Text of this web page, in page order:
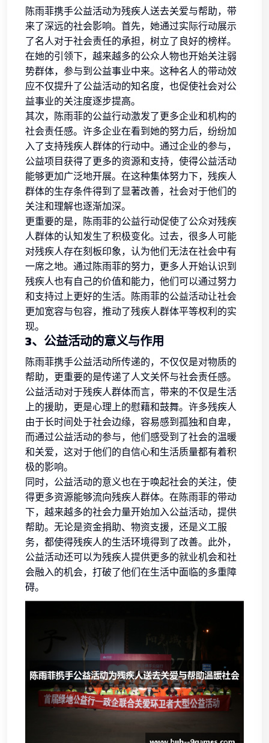
陈雨菲携手公益活动为残疾人送去关爱与帮助，带
来了深远的社会影响。首先，她通过实际行动展示
了名人对于社会责任的承担，树立了良好的榜样。
在她的引领下，越来越多的公众人物也开始关注弱
势群体，参与到公益事业中来。这种名人的带动效
应不仅提升了公益活动的知名度，也促使社会对公
益事业的关注度逐步提高。
其次，陈雨菲的公益行动激发了更多企业和机构的
社会责任感。许多企业在看到她的努力后，纷纷加
入了支持残疾人群体的行动中。通过企业的参与，
公益项目获得了更多的资源和支持，使得公益活动
能够更加广泛地开展。在这种集体努力下，残疾人
群体的生存条件得到了显著改善，社会对于他们的
关注和理解也逐渐加深。
更重要的是，陈雨菲的公益行动促使了公众对残疾
人群体的认知发生了积极变化。过去，很多人可能
对残疾人存在刻板印象，认为他们无法在社会中有
一席之地。通过陈雨菲的努力，更多人开始认识到
残疾人也有自己的价值和能力，他们可以通过努力
和支持过上更好的生活。陈雨菲的公益活动让社会
更加宽容与包容，推动了残疾人群体平等权利的实
现。
3、公益活动的意义与作用
陈雨菲携手公益活动所传递的，不仅仅是对物质的
帮助，更重要的是传递了人文关怀与社会责任感。
公益活动对于残疾人群体而言，带来的不仅是生活
上的援助，更是心理上的慰藉和鼓舞。许多残疾人
由于长时间处于社会边缘，容易感到孤独和自卑，
而通过公益活动的参与，他们感受到了社会的温暖
和关爱，这对于他们的自信心和生活质量都有着积
极的影响。
同时，公益活动的意义也在于唤起社会的关注，使
得更多资源能够流向残疾人群体。在陈雨菲的带动
下，越来越多的社会力量开始加入公益活动，提供
帮助。无论是资金捐助、物资支援，还是义工服
务，都使得残疾人的生活环境得到了改善。此外，
公益活动还可以为残疾人提供更多的就业机会和社
会融入的机会，打破了他们在生活中面临的多重障
碍。